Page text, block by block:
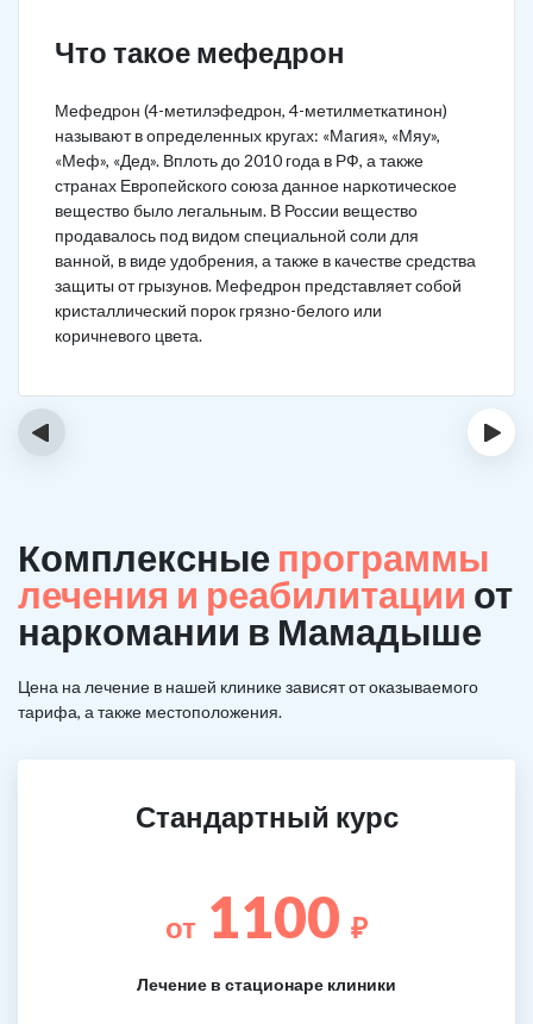
Что такое мефедрон
Мефедрон (4-метилэфедрон, 4-метилметкатинон)
называют в определенных кругах: «Магия», «Мяу»,
«Меф», «Дед». Вплоть до 2010 года в РФ, а также
странах Европейского союза данное наркотическое
вещество было легальным. В России вещество
продавалось под видом специальной соли для
ванной, в виде удобрения, а также в качестве средства
защиты от грызунов. Мефедрон представляет собой
кристаллический порок грязно-белого или
коричневого цвета.
‹ ›
Комплексные программы
лечения и реабилитации от
наркомании в Мамадыше
Цена на лечение в нашей клинике зависят от оказываемого
тарифа, а также местоположения.
Стандартный курс
от 1100 ₽
Лечение в стационаре клиники